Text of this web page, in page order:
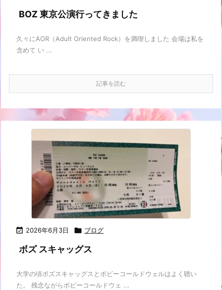
BOZ 東京公演行ってきました
久々にAOR（Adult Oriented Rock）を満喫しました 会場は私を
含めて い ...
記事を読む
 2026年6月3日  ブログ
ボズ スキャッグス
大学の頃ボズスキャッグスとボビーコールドウェルはよく聴い
た。 残念ながらボビーコールドウェ ...